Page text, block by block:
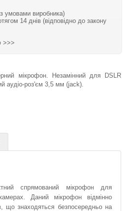
з умовами виробника)
14 днів (відповідно до закону
>>>
мікрофон. Незамінний для DSLR
аудіо-роз'єм 3,5 мм (jack).
спрямований мікрофон для
Даний мікрофон відмінно
що знаходяться безпосередньо на